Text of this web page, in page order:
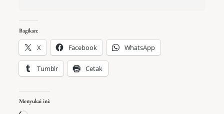
Bagikan:
X Facebook WhatsApp
Tumblr Cetak
Menyukai ini: